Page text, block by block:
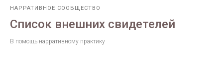
НАРРАТИВНОЕ СООБЩЕСТВО
Список внешних свидетелей
В помощь нарративному практику